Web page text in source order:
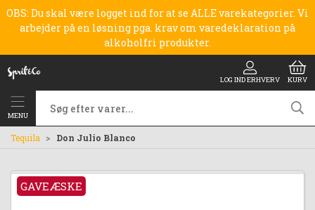
OBS: Du skal være logget ind for at se ALLE varekategorier. Vi
arbejder på en løsning pga. krav om varedeklaration på
alkoholfri produkter.
LOG IND ERHVERV KURV
MENU
Tequila Don Julio Blanco
GAVEÆSKE